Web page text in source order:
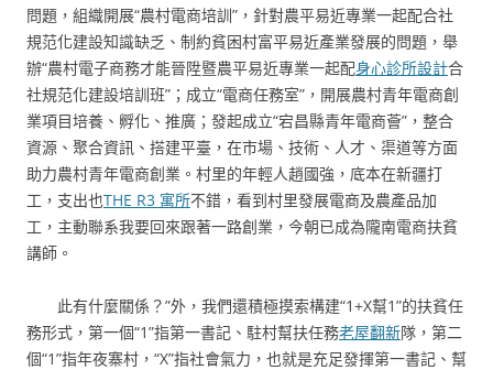
問題，組織開展“農村電商培訓”，針對農平易近專業一起配合社
規范化建設知識缺乏、制約貧困村富平易近產業發展的問題，舉
辦“農村電子商務才能晉陞暨農平易近專業一起配身心診所設計合
社規范化建設培訓班”；成立“電商任務室”，開展農村青年電商創
業項目培養、孵化、推廣；發起成立“宕昌縣青年電商薈”，整合
資源、聚合資訊、搭建平臺，在市場、技術、人才、渠道等方面
助力農村青年電商創業。村里的年輕人趙國強，底本在新疆打
工，支出也THE R3 寓所不錯，看到村里發展電商及農產品加
工，主動聯系我要回來跟著一路創業，今朝已成為隴南電商扶貧
講師。
此有什麼關係？”外，我們還積極摸索構建“1+X幫1”的扶貧任
務形式，第一個“1”指第一書記、駐村幫扶任務老屋翻新隊，第二
個“1”指年夜寨村，“X”指社會氣力，也就是充足發揮第一書記、幫